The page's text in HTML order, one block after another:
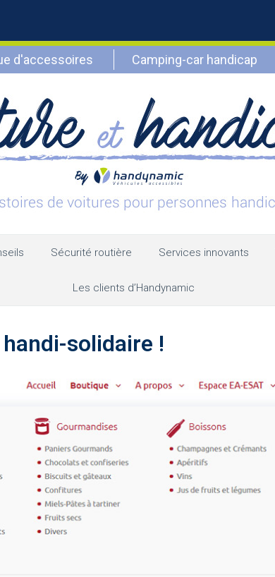
d'accessoires Camping-car handicap
Sécurité routière Services innovants
Les clients d’Handynamic
solidaire !